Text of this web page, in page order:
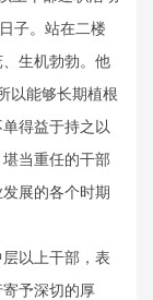
子。站在二楼
生机勃勃。他
以能够长期植根
得益于持之以
当重任的干部
展的各个时期
以上干部，表
予深切的厚